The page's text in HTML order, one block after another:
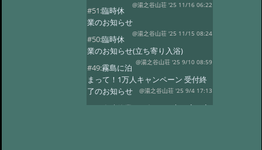
@湯之谷山荘 '25 11/16 06:22
#51:臨時休
業のお知らせ
@湯之谷山荘 '25 11/15 08:24
#50:臨時休
業のお知らせ(立ち寄り入浴)
@湯之谷山荘 '25 9/10 08:59
#49:霧島に泊
まって！1万人キャンペーン 受付終
了のお知らせ
@湯之谷山荘 '25 9/4 17:13
#48:臨時休業のお知らせ(立ち寄り入